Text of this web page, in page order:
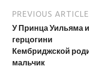
PREVIOUS ARTICLE
У Принца Уильяма и
герцогини
Кембриджской
мальчик